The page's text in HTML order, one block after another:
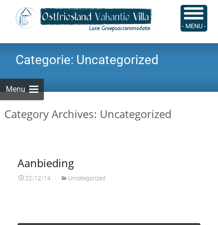
Menu
Skip
to
content
Zoeken
naar:
Categorie: Uncategorized
Category Archives: Uncategorized
Aanbieding
22/12/14 Uncategorized
- MENU -